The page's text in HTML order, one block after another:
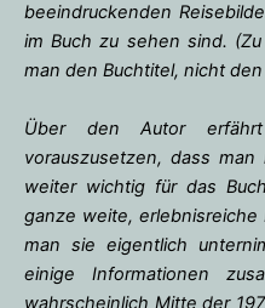
beeindruckenden
im Buch zu sehen sind.
man den Buchtitel, nicht
Über den Autor
vorauszusetzen, dass
weiter wichtig für das
ganze weite,
man sie eigentlich
einige Informationen
wahrscheinlich Mitte der